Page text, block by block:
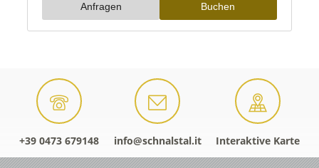
+39 0473 679148 info@schnalstal.it Interaktive Karte